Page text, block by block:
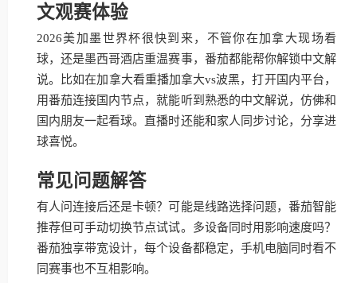
文观赛体验
2026美加墨世界杯很快到来，不管你在加拿大现场看
球，还是墨西哥酒店重温赛事，番茄都能帮你解锁中文解
说。比如在加拿大看重播加拿大vs波黑，打开国内平台，
用番茄连接国内节点，就能听到熟悉的中文解说，仿佛和
国内朋友一起看球。直播时还能和家人同步讨论，分享进
球喜悦。
常见问题解答
有人问连接后还是卡顿？可能是线路选择问题，番茄智能
推荐但可手动切换节点试试。多设备同时用影响速度吗？
番茄独享带宽设计，每个设备都稳定，手机电脑同时看不
同赛事也不互相影响。